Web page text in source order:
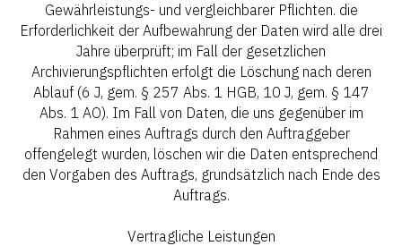
Gewährleistungs- und vergleichbarer Pflichten. die
Erforderlichkeit der Aufbewahrung der Daten wird alle drei
Jahre überprüft; im Fall der gesetzlichen
Archivierungspflichten erfolgt die Löschung nach deren
Ablauf (6 J, gem. § 257 Abs. 1 HGB, 10 J, gem. § 147
Abs. 1 AO). Im Fall von Daten, die uns gegenüber im
Rahmen eines Auftrags durch den Auftraggeber
offengelegt wurden, löschen wir die Daten entsprechend
den Vorgaben des Auftrags, grundsätzlich nach Ende des
Auftrags.
Vertragliche Leistungen